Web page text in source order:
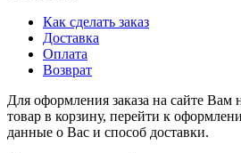
Как сделать заказ
Доставка
Оплата
Возврат
Для оформления заказа на сайте Вам
товар в корзину, перейти к
данные о Вас и способ доставки.